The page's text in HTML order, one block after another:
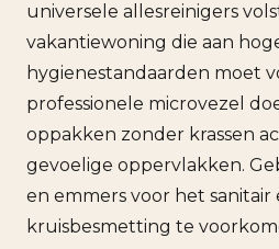
universele allesreinigers
vakantiewoning die aan
hygienestandaarden moet
professionele microvezel
oppakken zonder krassen
gevoelige oppervlakken.
en emmers voor het
kruisbesmetting te